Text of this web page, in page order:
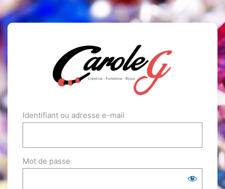
Identifiant ou adresse e-mail
Mot de passe